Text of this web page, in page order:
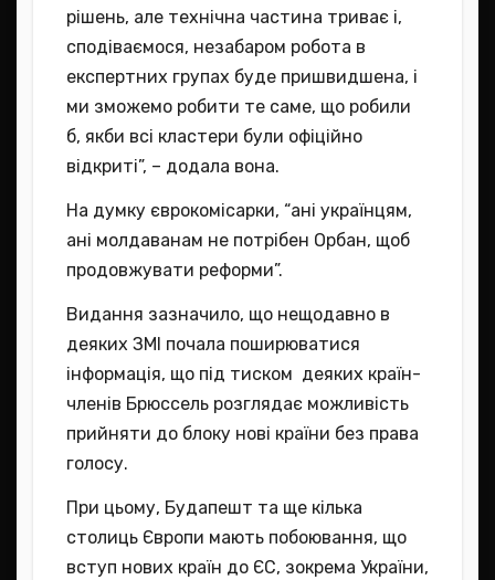
рішень, але технічна частина триває і,
сподіваємося, незабаром робота в
експертних групах буде пришвидшена, і
ми зможемо робити те саме, що робили
б, якби всі кластери були офіційно
відкриті”, – додала вона.
На думку єврокомісарки, “ані українцям,
ані молдаванам не потрібен Орбан, щоб
продовжувати реформи”.
Видання зазначило, що нещодавно в
деяких ЗМІ почала поширюватися
інформація, що під тиском деяких країн-
членів Брюссель розглядає можливість
прийняти до блоку нові країни без права
голосу.
При цьому, Будапешт та ще кілька
столиць Європи мають побоювання, що
вступ нових країн до ЄС, зокрема України,